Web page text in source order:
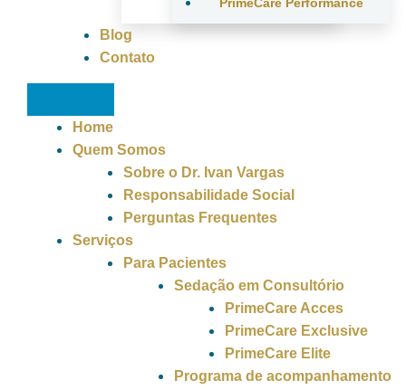
Blog
Contato
Home
Quem Somos
Sobre o Dr. Ivan Vargas
Responsabilidade Social
Perguntas Frequentes
Serviços
Para Pacientes
Sedação em Consultório
PrimeCare Acces
PrimeCare Exclusive
PrimeCare Elite
Programa de acompanhamento